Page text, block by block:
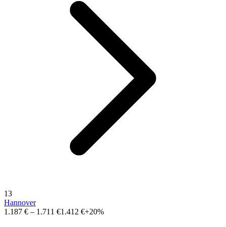
13
Hannover
1.187 € – 1.711 €1.412 €+20%